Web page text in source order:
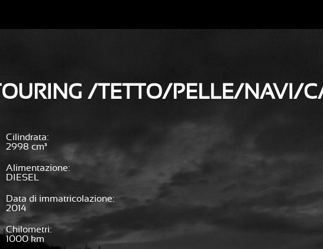
/TETTO/PELLE/NAVI/
Cilindrata
2998
Alimentazione
DIESEL
Data di immatricolazione
2014
Chilometri
1000